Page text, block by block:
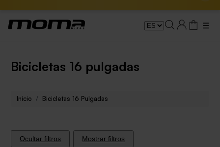
☰
Bicicletas 16 pulgadas
Inicio Bicicletas 16 Pulgadas
Ocultar filtros Mostrar filtros